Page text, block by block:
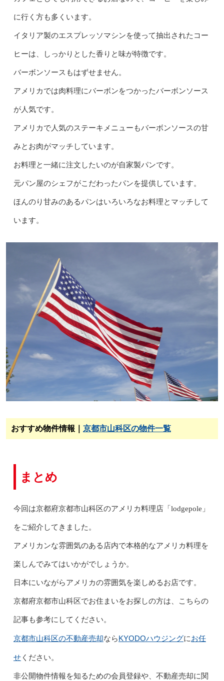
に行く方も多くいます。
イタリア製のエスプレッソマシンを使って抽出されたコー
ヒーは、しっかりとした香りと味が特徴です。
バーボンソースもはずせません。
アメリカでは肉料理にバーボンをつかったバーボンソース
が人気です。
アメリカで人気のステーキメニューもバーボンソースの甘
みとお肉がマッチしています。
お料理と一緒に注文したいのが自家製パンです。
元パン屋のシェフがこだわったパンを提供しています。
ほんのり甘みのあるパンはいろいろなお料理とマッチして
います。
おすすめ物件情報｜ 京都市山科区の物件一覧
まとめ
今回は京都府京都市山科区のアメリカ料理店「lodgepole」
をご紹介してきました。
アメリカンな雰囲気のある店内で本格的なアメリカ料理を
楽しんでみてはいかがでしょうか。
日本にいながらアメリカの雰囲気を楽しめるお店です。
京都府京都市山科区でお住まいをお探しの方は、こちらの
記事も参考にしてください。
京都市山科区の不動産売却ならKYODOハウジングにお任
せください。
非公開物件情報を知るための会員登録や、不動産売却に関